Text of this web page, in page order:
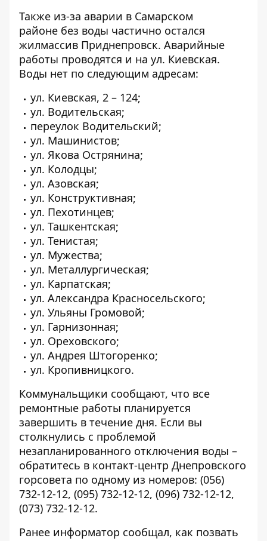
Также из-за аварии в Самарском
районе без воды частично остался
жилмассив Приднепровск. Аварийные
работы проводятся и на ул. Киевская.
Воды нет по следующим адресам:
ул. Киевская, 2 – 124;
ул. Водительская;
переулок Водительский;
ул. Машинистов;
ул. Якова Острянина;
ул. Колодцы;
ул. Азовская;
ул. Конструктивная;
ул. Пехотинцев;
ул. Ташкентская;
ул. Тенистая;
ул. Мужества;
ул. Металлургическая;
ул. Карпатская;
ул. Александра Красносельского;
ул. Ульяны Громовой;
ул. Гарнизонная;
ул. Ореховского;
ул. Андрея Штогоренко;
ул. Кропивницкого.
Коммунальщики сообщают, что все
ремонтные работы планируется
завершить в течение дня. Если вы
столкнулись с проблемой
незапланированного отключения воды –
обратитесь в контакт-центр Днепровского
горсовета по одному из номеров: (056)
732-12-12, (095) 732-12-12, (096) 732-12-12,
(073) 732-12-12.
Ранее информатор сообщал, как позвать